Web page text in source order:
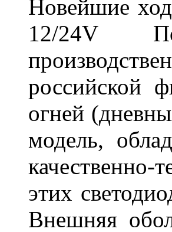
Новейшие
12/24V
российской
огней
модель,
качественно-
этих
Внешняя